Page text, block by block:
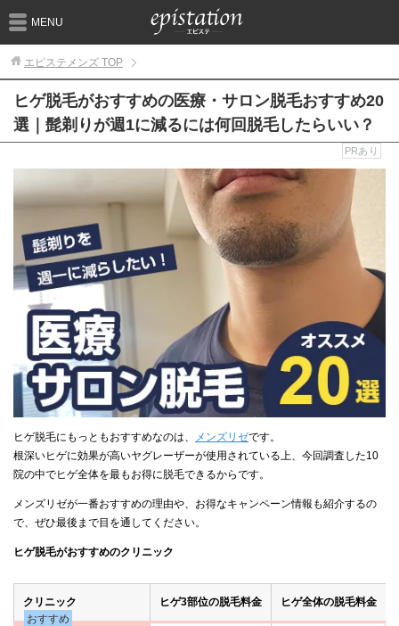
MENU
エピステメンズ TOP
ヒゲ脱毛がおすすめの医療・サロン脱毛おすすめ20
選｜髭剃りが週1に減るには何回脱毛したらいい？
PRあり
ヒゲ脱毛にもっともおすすめなのは、 メンズリゼです。
根深いヒゲに効果が高いヤグレーザーが使用されている上、今回調査した10
院の中でヒゲ全体を最もお得に脱毛できるからです。
メンズリゼが一番おすすめの理由や、お得なキャンペーン情報も紹介するの
で、ぜひ最後まで目を通してください。
ヒゲ脱毛がおすすめのクリニック
クリニック ヒゲ3部位の脱毛料金
ヒゲ全体の脱毛料金
おすすめ